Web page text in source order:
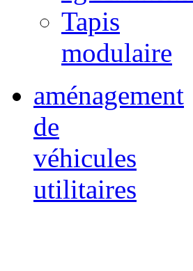
Tapis
modulaire
aménagement
de
véhicules
utilitaires